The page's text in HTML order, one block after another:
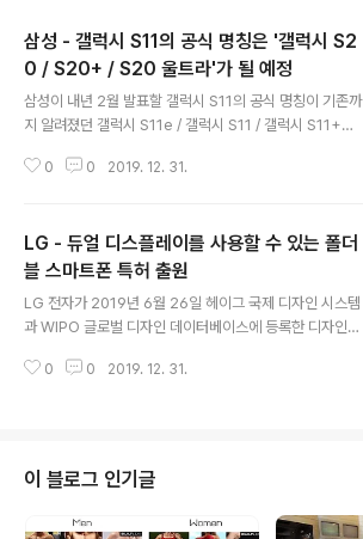
삼성 - 갤럭시 S11의 공식 명칭은 '갤럭시 S2
0 / S20+ / S20 울트라'가 될 예정
삼성이 내년 2월 발표할 갤럭시 S11의 공식 명칭이 기존까
지 알려졌던 갤럭시 S11e / 갤럭시 S11 / 갤럭시 S11+가
변경될 것이라는 루머가 또다시 공개되었습니다. 루머에
년도와 모델명을 일치시켜 향후 출시되는 모델들도 갤럭시
S21 / S22등으로 해당 년도에 맞춰 변경될 것임을 유추할
수 있습니다. 또한, 컴팩트 모델에 사용해왔던 e모델명이
사라지고, 6.2인치 모델을 갤럭시 S20, 6.7인치 모델을
갤럭시 S20+라고 명명하였으며, 6.9인치 상위 모델의 경
우 5G 전용으로 출시되어 갤럭시 S20 울트라 5G로 ..
0 0 2019. 12. 31.
LG - 듀얼 디스플레이를 사용할 수 있는 폴더
블 스마트폰 특허 출원
LG 전자가 2019년 6월 26일 헤이그 국제 디자인 시스템
과 WIPO 글로벌 디자인 데이터베이스에 등록한 디자인
트폰은 삼성의 갤럭시 폴드와 같이 화면을 반으로 접을 수
특징입니다. 이를 통해 기존의 듀얼 디스플레이에서 더욱
발전해 두개의 폴더블 디스플레이를 통해 영상을 감상하거
나 게임을 하면서 스마트폰의 화면으로 메신저 및 웹검색
0 0 2019. 12. 31.
이 블로그 인기글